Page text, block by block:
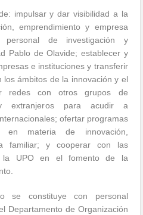
impulsar y dar visibilidad a la
emprendimiento y empresa
de investigación y
Pablo de Olavide; establecer y
e instituciones y transferir
ámbitos de la innovación y el
redes con otros grupos de
y extranjeros para acudir a
ofertar programas
en materia de innovación,
familiar; y cooperar con las
la UPO en el fomento de la
se constituye con personal
Departamento de Organización